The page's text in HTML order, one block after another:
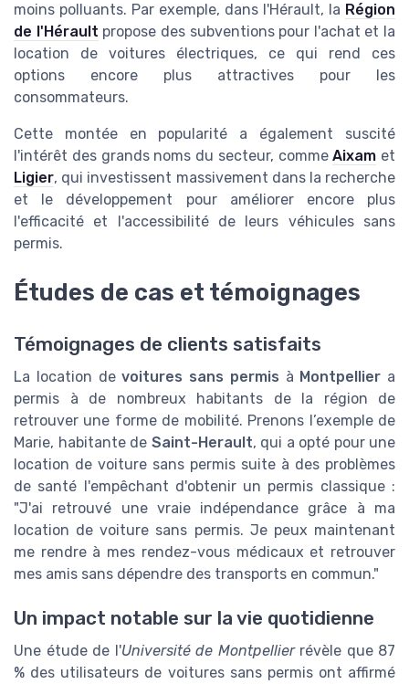
moins polluants. Par exemple, dans l'Hérault, la Région
de l'Hérault propose des subventions pour l'achat et la
location de voitures électriques, ce qui rend ces
options encore plus attractives pour les
consommateurs.
Cette montée en popularité a également suscité
l'intérêt des grands noms du secteur, commeAixam et
Ligier, qui investissent massivement dans la recherche
et le développement pour améliorer encore plus
l'efficacité et l'accessibilité de leurs véhicules sans
permis.
Études de cas et témoignages
Témoignages de clients satisfaits
La location devoitures sans permis à Montpellier a
permis à de nombreux habitants de la région de
retrouver une forme de mobilité. Prenons l’exemple de
Marie, habitante de Saint-Herault, qui a opté pour une
location de voiture sans permis suite à des problèmes
de santé l'empêchant d'obtenir un permis classique :
"J'ai retrouvé une vraie indépendance grâce à ma
location de voiture sans permis. Je peux maintenant
me rendre à mes rendez-vous médicaux et retrouver
mes amis sans dépendre des transports en commun."
Un impact notable sur la vie quotidienne
Une étude de l'Université de Montpellierrévèle que 87
% des utilisateurs de voitures sans permis ont affirmé